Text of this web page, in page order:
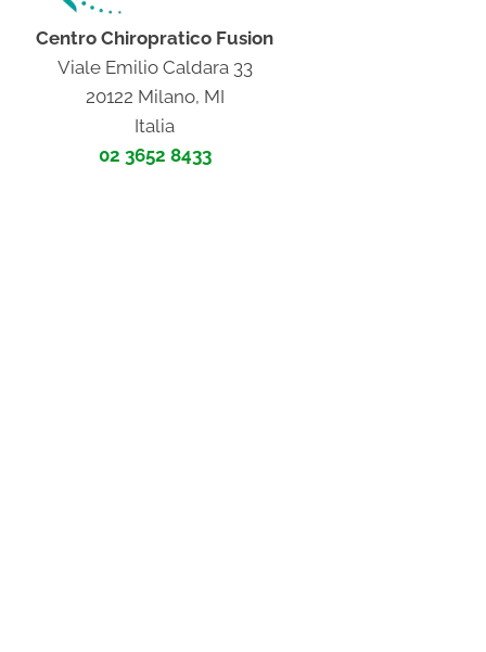
Centro Chiropratico Fusion
Viale Emilio Caldara 33
20122 Milano, MI
Italia
02 3652 8433